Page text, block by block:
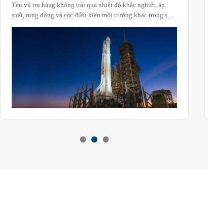
Tàu vũ trụ hàng không trải qua nhiệt độ khắc nghiệt, áp
suất, rung động và các điều kiện môi trường khác trong suốt
tin cậy, các thành phần vật liệu cần được kiểm tra độ tin cậy.